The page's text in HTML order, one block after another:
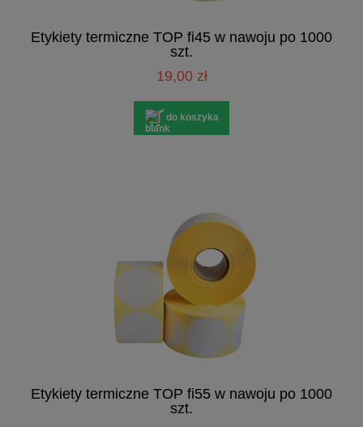
Etykiety termiczne TOP fi45 w nawoju po 1000
szt.
19,00 zł
do koszyka
Etykiety termiczne TOP fi55 w nawoju po 1000
szt.